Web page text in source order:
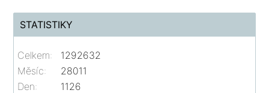
STATISTIKY
Celkem:
1292632
Měsíc:
28011
Den:
1126